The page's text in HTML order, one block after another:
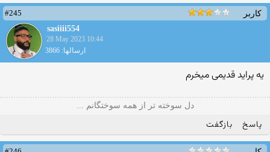
کاربر
#245
sasiiii554
28 May 2023 10:44
ارسالها: 3866
یه پراید قدیمی میخرم
دل سوخته تر از همه سوختگانم ...
پاسخ بازگفت